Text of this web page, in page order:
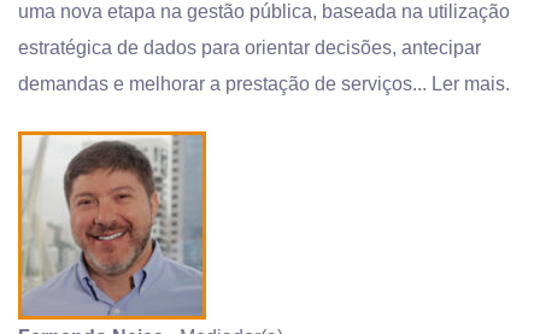
uma nova etapa na gestão pública, baseada na utilização
estratégica de dados para orientar decisões, antecipar
demandas e melhorar a prestação de serviços... Ler mais.